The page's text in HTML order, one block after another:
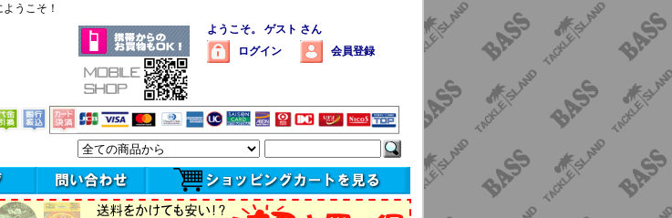
うこそ！
ようこそ。 ゲスト さん
ログイン
会員登録